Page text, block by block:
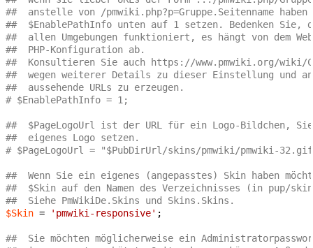
##  anstelle von /pmwiki.php?p=Gruppe.Seitenname
##  $EnablePathInfo unten auf 1 setzen. Bedenken Sie,
##  allen Umgebungen funktioniert, es hängt von dem
##  PHP-Konfiguration ab.
##  Konsultieren Sie auch https://www.pmwiki.org/wiki/
##  wegen weiterer Details zu dieser Einstellung und
##  aussehende URLs zu erzeugen.
# $EnablePathInfo = 1;
##  $PageLogoUrl ist der URL für ein Logo-Bildchen,
##  eigenes Logo setzen.
# $PageLogoUrl = "$PubDirUrl/skins/pmwiki/pmwiki-
##  Wenn Sie ein eigenes (angepasstes) Skin haben
##  $Skin auf den Namen des Verzeichnisses (in pup/
##  Siehe PmWikiDe.Skins und Skins.Skins.
$Skin = 'pmwiki-responsive' ;
##  Sie möchten möglicherweise ein